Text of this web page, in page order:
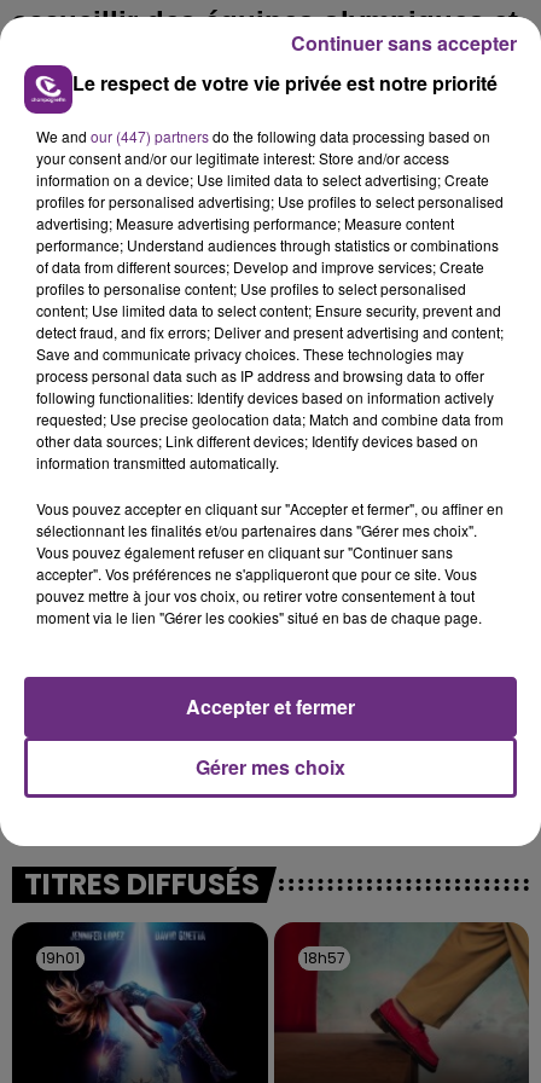
accueillir des équipes olympiques et
paralympiques sera remis durant
l’année 2018.
FIL D'ACTUS
LA CENTRALE NUCLÉAIRE DE CHOOZ
TOUJOURS À L'ARRÊT
Cela fait déjà une semaine que la centrale
nucléaire ardennaise est à l'arrêt. Une situation
justifiée par la sécheresse intense qui est toujours
présente.
LE MAGASIN JOUÉCLUB DE REIMS FERME
C'était l'une des institutions du centre-ville
fermer ses portes.
TITRES DIFFUSÉS
19h01
19h01 18h57
18h57
Le respect de votre vie privée est notre priorité
We and our (447) partnersdo the following data processing based on
your consent and/or our legitimate interest: Store and/or access
information on a device; Use limited data to select advertising; Create
profiles for personalised advertising; Use profiles to select personalised
advertising; Measure advertising performance; Measure content
performance; Understand audiences through statistics or combinations
of data from different sources; Develop and improve services; Create
profiles to personalise content; Use profiles to select personalised
content; Use limited data to select content; Ensure security, prevent and
detect fraud, and fix errors; Deliver and present advertising and content;
Save and communicate privacy choices. These technologies may
process personal data such as IP address and browsing data to offer
following functionalities: Identify devices based on information actively
requested; Use precise geolocation data; Match and combine data from
other data sources; Link different devices; Identify devices based on
information transmitted automatically.
Vous pouvez accepter en cliquant sur "Accepter et fermer", ou affiner en
sélectionnant les finalités et/ou partenaires dans "Gérer mes choix".
Vous pouvez également refuser en cliquant sur "Continuer sans
accepter". Vos préférences ne s'appliqueront que pour ce site. Vous
pouvez mettre à jour vos choix, ou retirer votre consentement à tout
moment via le lien "Gérer les cookies" situé en bas de chaque page.
Gérer mes choix
Accepter et fermer
Continuer sans accepter